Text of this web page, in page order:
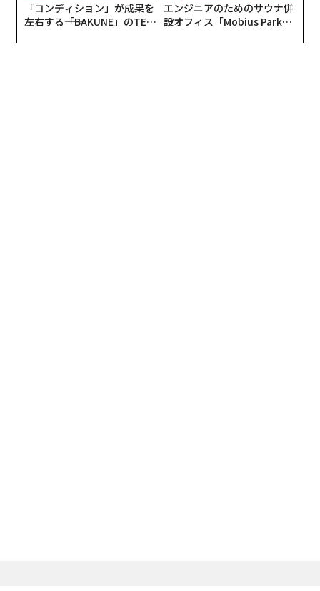
「コンディション」が成果を
左右する――「BAKUNE」のTEN
エンジニアのためのサウナ併
設オフィス「Mobius Park」